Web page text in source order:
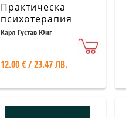
Практическа
психотерапия
Карл Густав Юнг
12.00 € / 23.47 ЛВ.